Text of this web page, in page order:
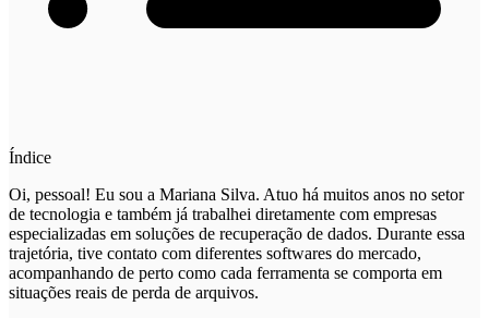
Índice
Oi, pessoal! Eu sou a Mariana Silva. Atuo há muitos anos no setor
de tecnologia e também já trabalhei diretamente com empresas
especializadas em soluções de recuperação de dados. Durante essa
trajetória, tive contato com diferentes softwares do mercado,
acompanhando de perto como cada ferramenta se comporta em
situações reais de perda de arquivos.